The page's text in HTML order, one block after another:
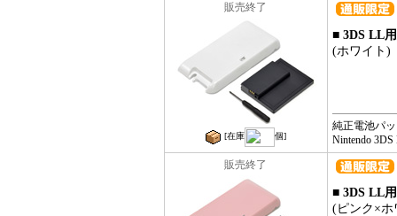
販売終了
[在庫 個]
■ 3DS LL
(ホワイト)
純正電池パ
Nintendo
販売終了
■ 3DS LL
(ピンク×ホ